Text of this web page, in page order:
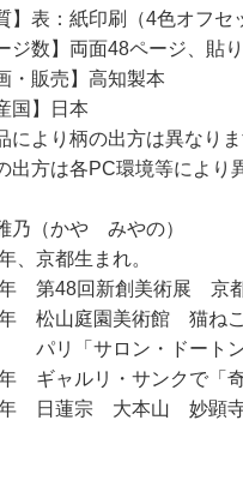
】表：紙印刷（4色オフ
ジ数】両面48ページ、貼
・販売】高知製本
国】日本
により柄の出方は異なりま
出方は各PC環境等により
乃（かや みやの）
、京都生まれ。
第48回新創美術展 京
松山庭園美術館 猫ね
「サロン・ドートン
ギャルリ・サンクで「
年 日蓮宗 大本山 妙顕